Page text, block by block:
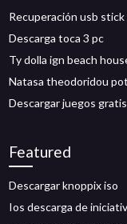
Recuperación usb
Descarga toca 3 pc
Ty dolla ign beach
Natasa theodoridou
Descargar juegos
Featured
Descargar knoppix iso
Ios descarga de